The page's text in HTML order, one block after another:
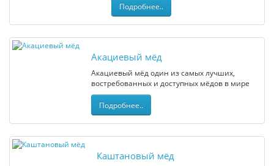
Подробнее..
Акациевый мёд
Акациевый мёд один из самых лучших,
востребованных и доступных мёдов в мире
Подробнее..
Каштановый мёд